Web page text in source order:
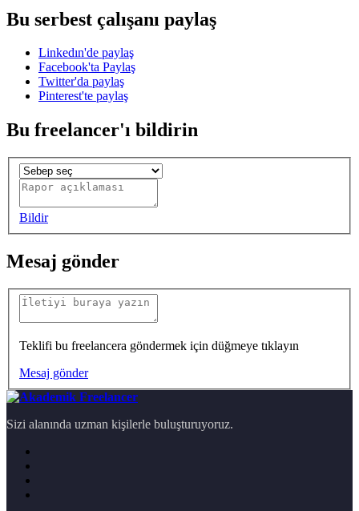
Bu serbest çalışanı paylaş
Linkedın'de paylaş
Facebook'ta Paylaş
Twitter'da paylaş
Pinterest'te paylaş
Bu freelancer'ı bildirin
Bildir
Mesaj gönder
Teklifi bu freelancera göndermek için düğmeye tıklayın
Mesaj gönder
Sizi alanında uzman kişilerle buluşturuyoruz.